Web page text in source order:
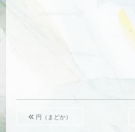
navigation
円（まどか）